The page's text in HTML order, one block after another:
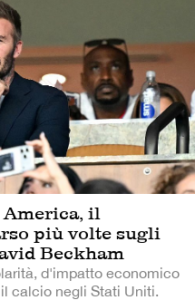
il
più volte sugli
Beckham
d'impatto economico
calcio negli Stati Uniti.